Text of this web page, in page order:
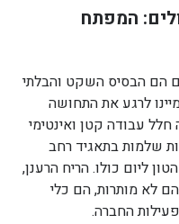
המפתח
הם הבסיס השקט והבלתי
לרגע את התחושה
עבודה קטן ואינטימי
שלמות בתאגיד רחב
ליום כולו. הריח הרענן,
לא מותרות, הם כלי
החברה.